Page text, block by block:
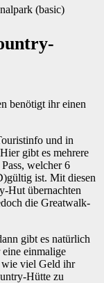
(basic)
benötigt ihr einen
und in
gibt es mehrere
welcher 6
ist. Mit diesen
Hut übernachten
die Greatwalk-
gibt es natürlich
einmalige
viel Geld ihr
Hütte zu